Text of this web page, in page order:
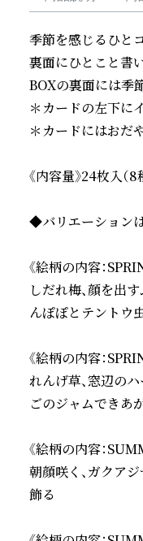
季節を感じるひと
裏面にひとこと書
BOXの裏面には季
＊カードの左下に
＊カードにはおだ
《内容量》24枚入
◆バリエーション
《絵柄の内容：
しだれ梅、顔を出
んぽぽとテントウ
《絵柄の内容：
れんげ草、窓辺の
ごのジャムできあ
《絵柄の内容：
朝顔咲く、ガクア
飾る